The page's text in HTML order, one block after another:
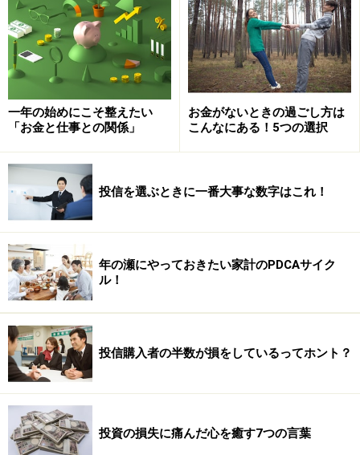
せん。必ず、押し目や戻り、下落があります。そこを乗
り越えないと、お金は大きく増えないのです。ですか
ら、投資には難局や、停滞、暴落を耐える忍耐力が必要
です。いったん耐えてお金が増えることを学ぶと、人は
さらに忍耐ができるようになります。体験によって、忍
耐力を高めていくという意味でも、投資は最高のトレー
ニングなのです。
比較力を磨き上げる
一年の始めにこそ整えたい
「お金と仕事との関係」
お金がないときの過ごし方は
こんなにある！5つの選択
投信を選ぶときに一番大事な数字はこれ！
年の瀬にやっておきたい家計のPDCAサイク
ル！
投信購入者の半数が損をしているってホント？
投資の損失に痛んだ心を癒す7つの言葉